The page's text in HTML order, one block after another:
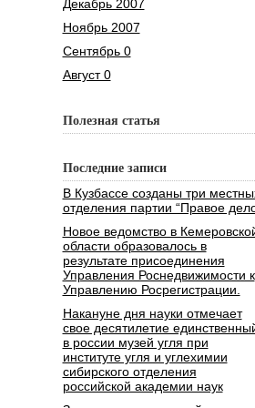
Декабрь 2007
Ноябрь 2007
Сентябрь 0
Август 0
Полезная статья
Последние записи
В Кузбассе созданы три
отделения партии “Правое
Новое ведомство в
области образовалось в
результате присоединения
Управления Роснедвижимости к
Управлению Росрегистрации.
Накануне дня науки отмечает
свое десятилетие
в россии музей угля при
институте угля и углехимии
сибирского отделения
российской академии наук